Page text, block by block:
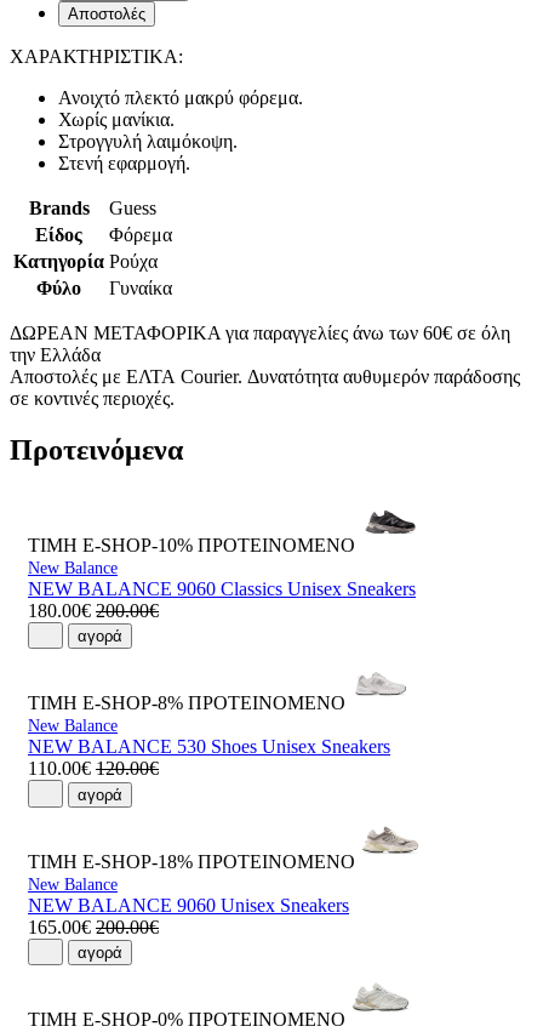
Αποστολές
ΧΑΡΑΚΤΗΡΙΣΤΙΚΑ:
Ανοιχτό πλεκτό μακρύ φόρεμα.
Χωρίς μανίκια.
Στρογγυλή λαιμόκοψη.
Στενή εφαρμογή.
Brands
Guess
Είδος
Φόρεμα
Κατηγορία Ρούχα
Φύλο
Γυναίκα
ΔΩΡΕΑΝ ΜΕΤΑΦΟΡΙΚΑ για παραγγελίες άνω των 60€ σε όλη
την Ελλάδα
Αποστολές με ΕΛΤΑ Courier. Δυνατότητα αυθυμερόν παράδοσης
σε κοντινές περιοχές.
Προτεινόμενα
ΤΙΜΗ E-SHOP-10% ΠΡΟΤΕΙΝΟΜΕΝΟ
New Balance
NEW BALANCE 9060 Classics Unisex Sneakers
180.00€ 200.00€
αγορά
ΤΙΜΗ E-SHOP-8% ΠΡΟΤΕΙΝΟΜΕΝΟ
New Balance
NEW BALANCE 530 Shoes Unisex Sneakers
110.00€ 120.00€
αγορά
ΤΙΜΗ E-SHOP-18% ΠΡΟΤΕΙΝΟΜΕΝΟ
New Balance
NEW BALANCE 9060 Unisex Sneakers
165.00€ 200.00€
αγορά
ΤΙΜΗ E-SHOP-0% ΠΡΟΤΕΙΝΟΜΕΝΟ